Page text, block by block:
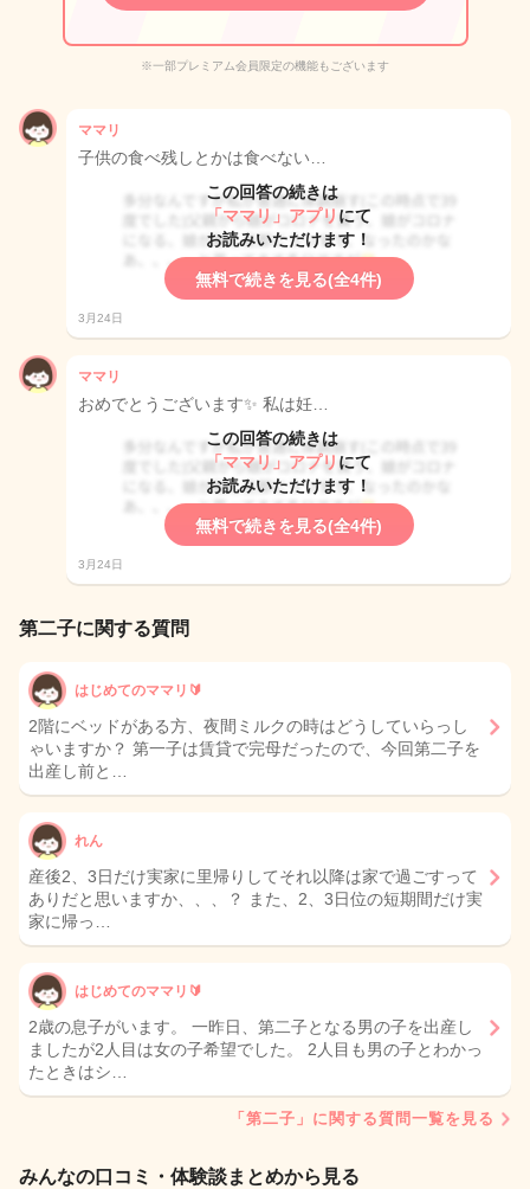
※一部プレミアム会員限定の機能もございます
ママリ
子供の食べ残しとかは食べない…
この回答の続きは
「ママリ」アプリ にて
お読みいただけます！
無料で続きを見る(全4件)
3月24日
ママリ
おめでとうございます✨ 私は妊…
この回答の続きは
「ママリ」アプリ にて
お読みいただけます！
無料で続きを見る(全4件)
3月24日
第二子に関する質問
はじめてのママリ🔰
2階にベッドがある方、夜間ミルクの時はどうしていらっし
ゃいますか？ 第一子は賃貸で完母だったので、今回第二子を
出産し前と…
れん
産後2、3日だけ実家に里帰りしてそれ以降は家で過ごすって
ありだと思いますか、、、？ また、2、3日位の短期間だけ実
家に帰っ…
はじめてのママリ🔰
2歳の息子がいます。 一昨日、第二子となる男の子を出産し
ましたが2人目は女の子希望でした。 2人目も男の子とわかっ
たときはシ…
「第二子」に関する質問一覧を見る
みんなの口コミ・体験談まとめから見る